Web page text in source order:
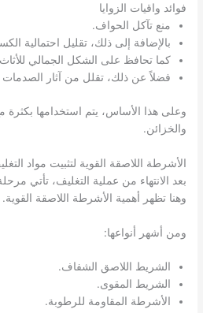
فوائد واقيات الزوايا
منع تآكل الحواف.
بالإضافة إلى ذلك، تقليل احتمالية
كما تحافظ على الشكل الجمالي
فضلاً عن ذلك، تقلل من آثار الصدمات
وعلى هذا الأساس، يتم استخدامها بكثرة
والخزائن.
الأشرطة اللاصقة القوية لتثبيت مواد
بعد الانتهاء من عملية التغليف، تأتي
وهنا تظهر أهمية الأشرطة اللاصقة القوية.
ومن أشهر أنواعها:
الشريط اللاصق الشفاف.
الشريط المقوى.
الأشرطة المقاومة للرطوبة.